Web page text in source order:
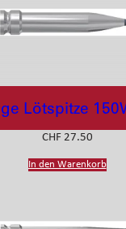
Lötspitze
CHF27.50
In den Warenkorb